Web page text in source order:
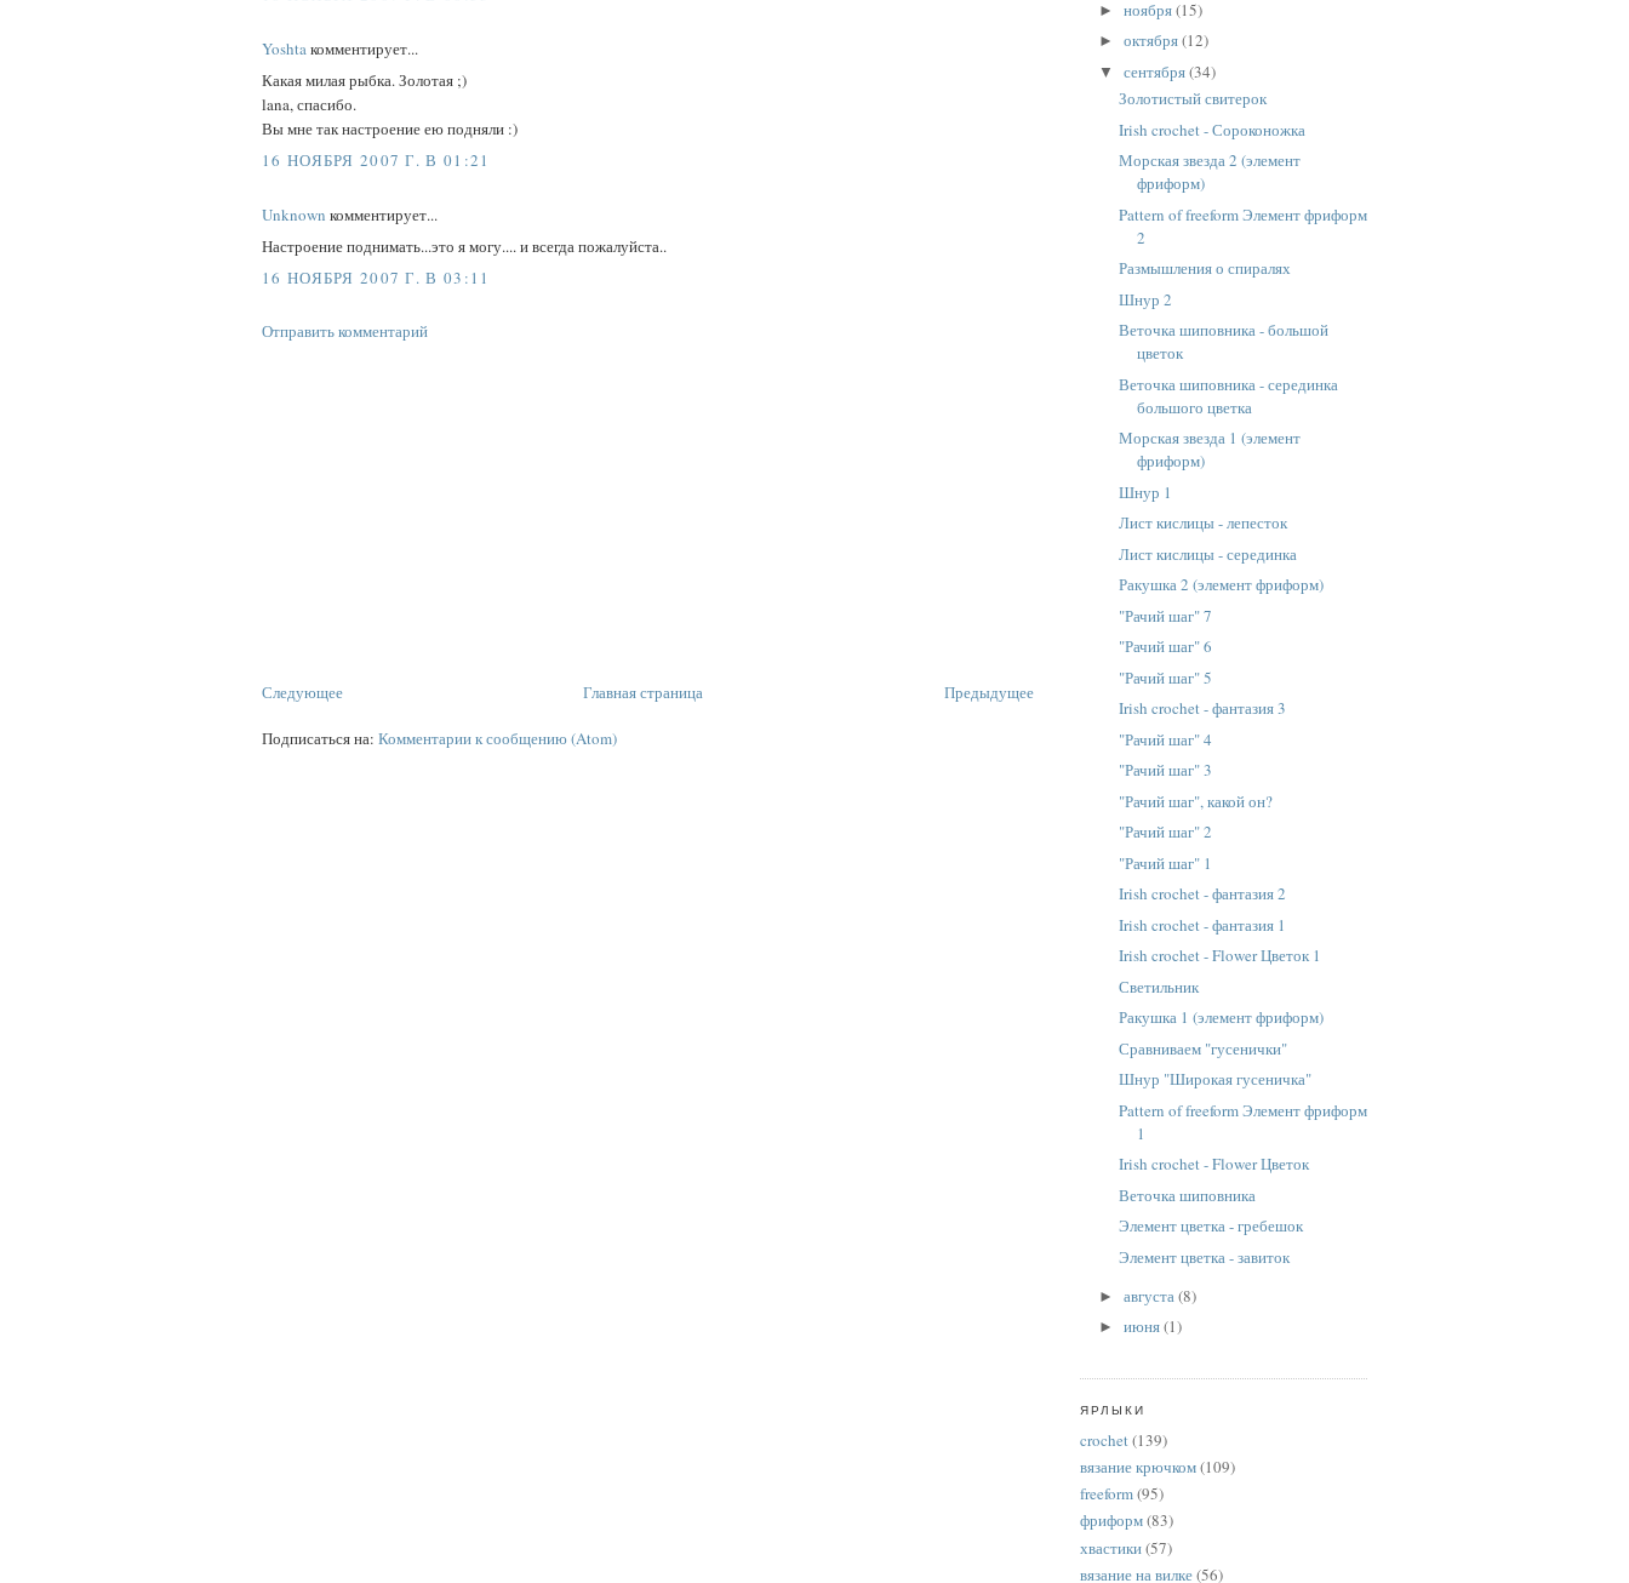
Yoshtaкомментирует...
Какая милая рыбка. Золотая ;)
lana, спасибо.
Вы мне так настроение ею подняли :)
16 НОЯБРЯ 2007 Г. В 01:21
Unknown комментирует...
Настроение поднимать...это я могу.... и всегда пожалуйста..
16 НОЯБРЯ 2007 Г. В 03:11
Отправить комментарий
Следующее Предыдущее
Главная страница
Подписаться на: Комментарии к сообщению (Atom)
►ноября(15)
►октября(12)
▼сентября(34)
Золотистый свитерок
Irish crochet - Сороконожка
Морская звезда 2 (элемент
фриформ)
Pattern of freeform Элемент фриформ
2
Размышления о спиралях
Шнур 2
Веточка шиповника - большой
цветок
Веточка шиповника - серединка
большого цветка
Морская звезда 1 (элемент
фриформ)
Шнур 1
Лист кислицы - лепесток
Лист кислицы - серединка
Ракушка 2 (элемент фриформ)
"Рачий шаг" 7
"Рачий шаг" 6
"Рачий шаг" 5
Irish crochet - фантазия 3
"Рачий шаг" 4
"Рачий шаг" 3
"Рачий шаг", какой он?
"Рачий шаг" 2
"Рачий шаг" 1
Irish crochet - фантазия 2
Irish crochet - фантазия 1
Irish crochet - Flower Цветок 1
Светильник
Ракушка 1 (элемент фриформ)
Сравниваем "гусенички"
Шнур "Широкая гусеничка"
Pattern of freeform Элемент фриформ
1
Irish crochet - Flower Цветок
Веточка шиповника
Элемент цветка - гребешок
Элемент цветка - завиток
►августа(8)
►июня(1)
ЯРЛЫКИ
crochet(139)
вязание крючком(109)
freeform(95)
фриформ(83)
хвастики(57)
вязание на вилке(56)